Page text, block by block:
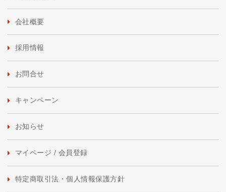
会社概要
採用情報
お問合せ
キャンペーン
お知らせ
マイページ / 会員登録
特定商取引法・個人情報保護方針